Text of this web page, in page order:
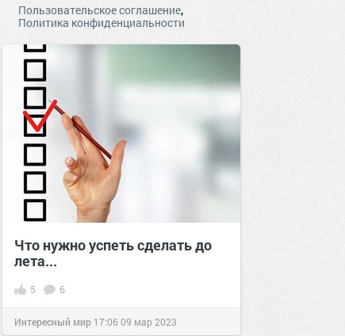
Пользовательское соглашение,
Политика конфиденциальности
Что нужно успеть сделать до
лета...
5 6
Интересный мир 17:0609 мар 2023